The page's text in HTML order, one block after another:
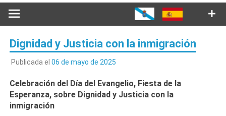
Dignidad y Justicia con la inmigración
Publicada el 06 de mayo de 2025
Celebración del Día del Evangelio, Fiesta de la
Esperanza, sobre Dignidad y Justicia con la
inmigración